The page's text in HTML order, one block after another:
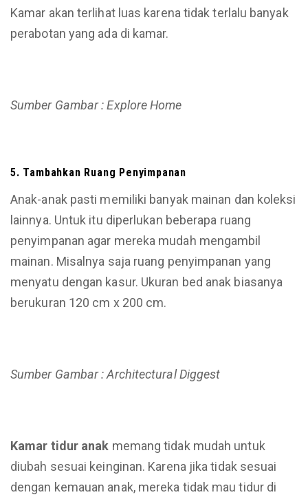
Kamar akan terlihat luas karena tidak terlalu banyak
perabotan yang ada di kamar.
Sumber Gambar : Explore Home
5. Tambahkan Ruang Penyimpanan
Anak-anak pasti memiliki banyak mainan dan koleksi
lainnya. Untuk itu diperlukan beberapa ruang
penyimpanan agar mereka mudah mengambil
mainan. Misalnya saja ruang penyimpanan yang
menyatu dengan kasur. Ukuran bed anak biasanya
berukuran 120 cm x 200 cm.
Sumber Gambar : Architectural Diggest
Kamar tidur anak memang tidak mudah untuk
diubah sesuai keinginan. Karena jika tidak sesuai
dengan kemauan anak, mereka tidak mau tidur di